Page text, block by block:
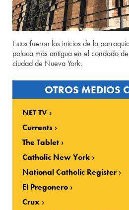
Estos fueron los inicios de la
polaca más antigua en el condado
ciudad de Nueva York.
OTROS MEDIOS
NET TV
Currents
The Tablet
Catholic New York
National Catholic Register
El Pregonero
Crux